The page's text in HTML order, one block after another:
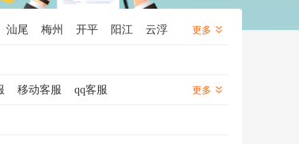
汕尾 梅州 开平 阳江 云浮 更多
移动客服
qq客服
更多